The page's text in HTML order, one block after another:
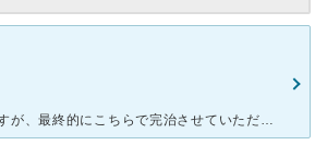
ずいぶん前になりますが、最終的にこちらで完治させていただき、再発もなく満足しております。 助かりました。 費用は自費ではありますが、私にとっては行く価値があったとおもいます。 今後も、何かあれば